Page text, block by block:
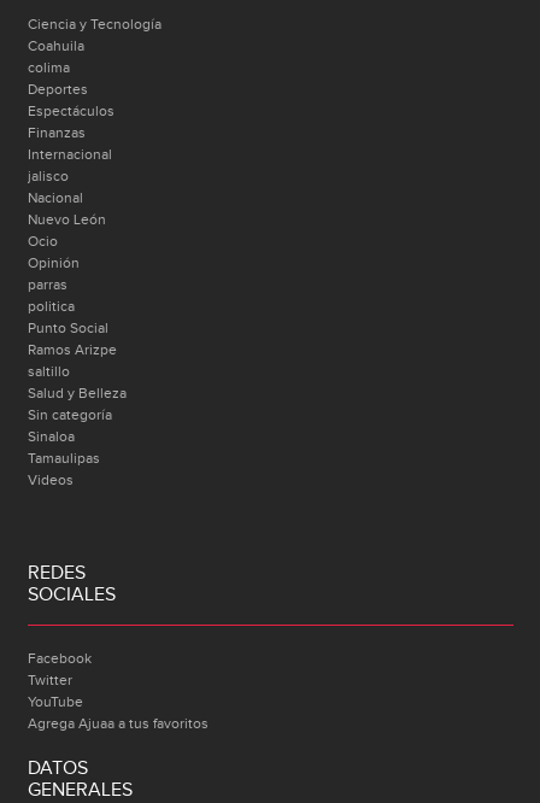
Ciencia y Tecnología
Coahuila
colima
Deportes
Espectáculos
Finanzas
Internacional
jalisco
Nacional
Nuevo León
Ocio
Opinión
parras
politica
Punto Social
Ramos Arizpe
saltillo
Salud y Belleza
Sin categoría
Sinaloa
Tamaulipas
Videos
REDES
SOCIALES
Facebook
Twitter
YouTube
Agrega Ajuaa a tus favoritos
DATOS
GENERALES